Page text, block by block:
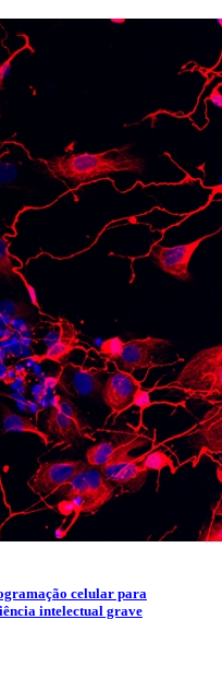
celular para
intelectual grave